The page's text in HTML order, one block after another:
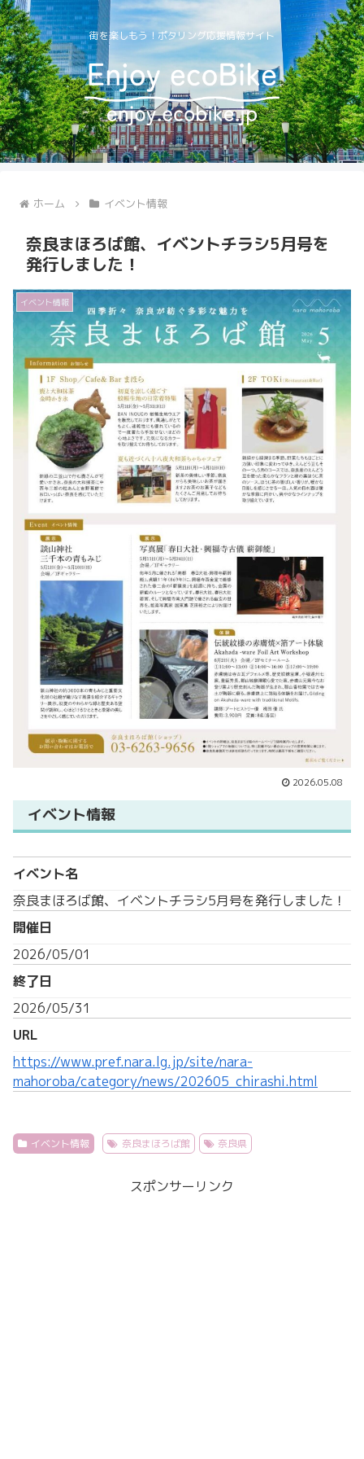
街を楽しもう！ポタリング応援情報サイト
ホーム イベント情報
奈良まほろば館、イベントチラシ5月号を
発行しました！
イベント情報
2026.05.08
イベント情報
イベント名
奈良まほろば館、イベントチラシ5月号を発行しました！
開催日
2026/05/01
終了日
2026/05/31
URL
https://www.pref.nara.lg.jp/site/nara-
mahoroba/category/news/202605_chirashi.html
イベント情報 奈良まほろば館 奈良県
スポンサーリンク